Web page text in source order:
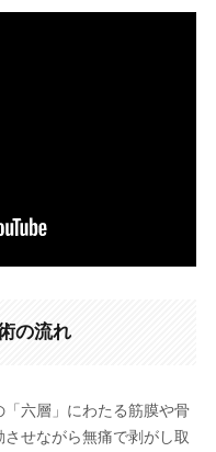
の流れ
六層」にわたる筋膜や骨
せながら無痛で剥がし取